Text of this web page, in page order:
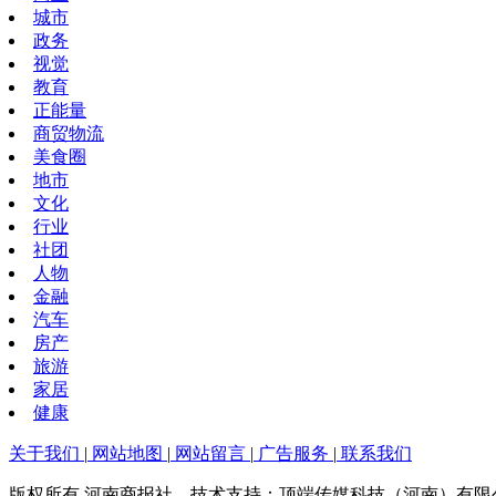
城市
政务
视觉
教育
正能量
商贸物流
美食圈
地市
文化
行业
社团
人物
金融
汽车
房产
旅游
家居
健康
关于我们 | 网站地图 | 网站留言 | 广告服务 | 联系我们